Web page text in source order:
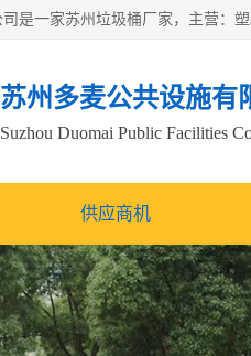
苏州多麦公共设施有
Suzhou Duomai Public Facilities
供应商机